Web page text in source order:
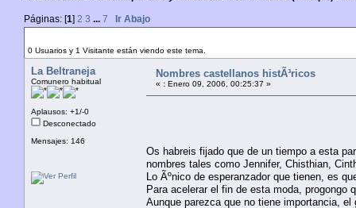
Páginas: [1] 2 3 ... 7
Ir Abajo
0 Usuarios y 1 Visitante están viendo este tema.
La Beltraneja
Comunero habitual
Aplausos: +1/-0
Desconectado
Mensajes: 146
Nombres castellanos histÃ³ricos
« : Enero 09, 2006, 00:25:37 »
Os habreis fijado que de un tiempo a esta
nombres tales como Jennifer, Chisthian,
Lo Ãºnico de esperanzador que tienen, es
Para acelerar el fin de esta moda, progongo
Aunque parezca que no tiene importancia,